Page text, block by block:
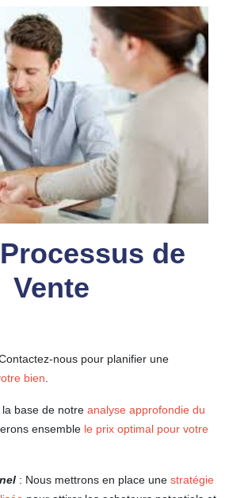
de
Vente
nous pour planifier une
bien
la base de notre analyse approfondie du
ensemble le prix optimal pour votre
: Nous mettrons en place une stratégie